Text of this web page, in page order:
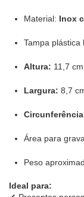
Material: Inox
Tampa plástica
Altura: 11,7 cm
Largura: 8,7
Área para
Peso
Ideal para: